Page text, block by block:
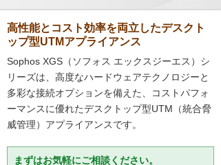
高性能とコスト効率を両立したデスクト
ップ型UTMアプライアンス
Sophos XGS（ソフォス エックスジーエス）シ
リーズは、高度なハードウェアテクノロジーと
多彩な接続オプションを備えた、コストパフォ
ーマンスに優れたデスクトップ型UTM（統合脅
威管理）アプライアンスです。
まずはお気軽にご相談ください。